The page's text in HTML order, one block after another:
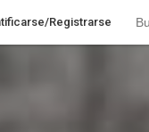
Registrarse